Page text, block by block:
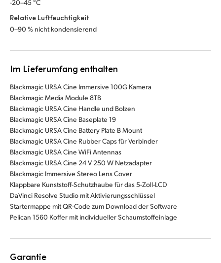
-20–45 °C
Relative Luftfeuchtigkeit
0–90 % nicht kondensierend
Im Lieferumfang enthalten
Blackmagic URSA Cine Immersive 100G Kamera
Blackmagic Media Module 8TB
Blackmagic URSA Cine Handle und Bolzen
Blackmagic URSA Cine Baseplate 19
Blackmagic URSA Cine Battery Plate B Mount
Blackmagic URSA Cine Rubber Caps für Verbinder
Blackmagic URSA Cine WiFi Antennas
Blackmagic URSA Cine 24 V 250 W Netzadapter
Blackmagic Immersive Stereo Lens Cover
Klappbare Kunststoff-Schutzhaube für das 5-Zoll-LCD
DaVinci Resolve Studio mit Aktivierungsschlüssel
Startermappe mit QR-Code zum Download der Software
Pelican 1560 Koffer mit individueller Schaumstoffeinlage
Garantie